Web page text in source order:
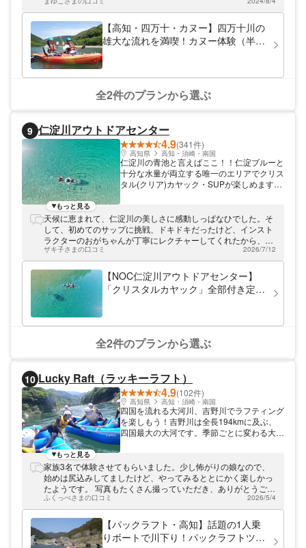
【高知・四万十・カヌー】四万十川の
雄大な流れを満喫！カヌー体験（半日
全2件のプランから選ぶ
9 仁淀川アウトドアセンター
4.9(341件)
高知県 高知・須崎・南国
仁淀川の青池と言えばここ！！仁淀ブルーと
十分な水量が両立する唯一のエリアでクリス
タル(クリア)カヤック・SUPが楽しめます。
す！！★☆★ ＜＜当店のイチオシ＞＞ 当店
は体験はもちろんですが、撮影にこだわって
います。本格撮影用ドローンや防水カメラに
て空、陸、水上とあらゆる角度で撮影を試み
ます!!体験が終わった後も、当店大型ディス
プレイで鑑賞が可能です。 もちろん撮影デ
ータは無料で差し上げます。 天候さえ良け
ればインスタ映え間違いなし！映像にこだわ
淀川最上流、仁淀ブルーが最も綺麗な安居渓
谷から流れ込む場所でSUP・カヤック(透明)
体験ができます。ゆるやかな流れの中でイン
けます！ 片道500～600mの距離を周遊しま
す。 流れはほとんど無いので、ゆったりま
ったり景色を眺めながら楽しめます☆ 地元
事業者が運営しているので、地域の情報はお
任せください！ ※掲載されている情報や写真
については最新の情報とは限りません。必ず
もっと見る
天候に恵まれて、仁淀川の美しさに感動しっぱなひでした。そ
して、初めてのサップに挑戦、ドキドキだったけど、インスト
ラクターのおがちゃんが丁寧にレクチャーしてくれたから、上
手にライドオン。 ボードの上に寝そべったり、大自然を満喫‼️
絶対に年内中に何度も来たい‼️
ザキ子さまの口コミ 2026/7/12
【NOC仁淀川アウトドアセンター】
「クリスタルカヤック」全部付き定番
実、待合室、トイレ、売店、駐車場完
備（上流仁淀ブルーエリア）
全2件のプランから選ぶ
10 Lucky Raft（ラッキーラフト）
4.9(102件)
高知県 高知・須崎・南国
四国を流れる大河川、吉野川でラフティング
を楽しもう！吉野川は全長194kmに及ぶ、
四国最大の大河です。季節ごとに変わる大自
用意。のんびりできるコースと激流にチャレ
ンジするコースで、みなさまに楽しんでいた
だます。四国の自然はダイナミックで美し
い。きっとご満足いただけるはずです。
もっと見る
家族3名で体験させてもらいました。少し怖がりの娘なので、
始めは尻込みしてましたけど、やってみるととにかく楽しかっ
たようです。 写真もたくさん撮っていただき、ありがとうござ
いました。良い記念になりました！ ぜひまた行きたいと思いま
す‼︎
ふくっぺさまの口コミ 2026/5/4
【パックラフト・高知】話題の1人乗
りボートで川下り！パックラフトツア